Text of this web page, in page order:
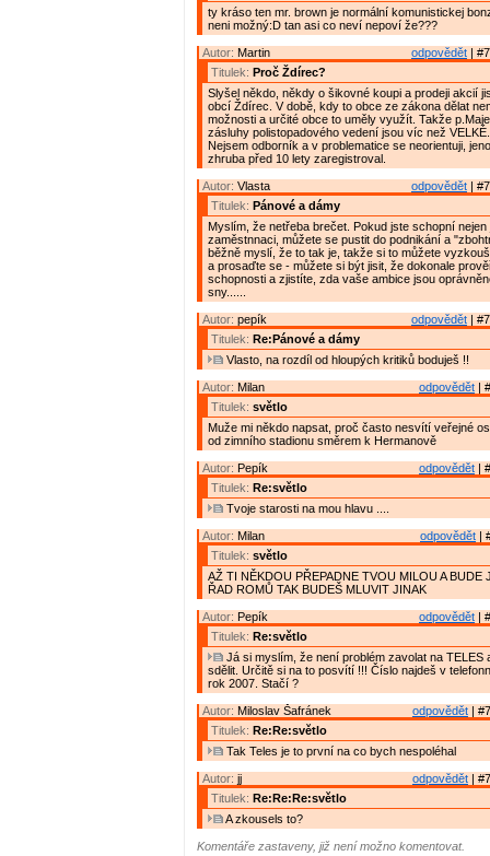
ty kráso ten mr. brown je normální komunistickej
neni možný:D tan asi co neví nepoví že???
odpovědět |
Autor: Martin
Titulek: Proč Ždírec?
Slyšel někdo, někdy o šikovné koupi a prodeji akcií
obcí Ždírec. V době, kdy to obce ze zákona dělat
možnosti a určité obce to uměly využít. Takže
zásluhy polistopadového vedení jsou víc než VELKÉ.
Nejsem odborník a v problematice se neorientuji,
zhruba před 10 lety zaregistroval.
odpovědět |
Autor: Vlasta
Titulek: Pánové a dámy
Myslím, že netřeba brečet. Pokud jste schopní nejen
zaměstnnaci, můžete se pustit do podnikání a
běžně myslí, že to tak je, takže si to můžete
a prosaďte se - můžete si být jisit, že dokonale
schopnosti a zjistíte, zda vaše ambice jsou
sny......
odpovědět |
Autor: pepík
Titulek: Re:Pánové a dámy
Vlasto, na rozdíl od hloupých kritiků boduješ !!
odpovědět |
Autor: Milan
Titulek: světlo
Muže mi někdo napsat, proč často nesvítí veřejné
od zimního stadionu směrem k Hermanově
odpovědět |
Autor: Pepík
Titulek: Re:světlo
Tvoje starosti na mou hlavu ....
odpovědět |
Autor: Milan
Titulek: světlo
AŽ TI NĚKDOU PŘEPADNE TVOU MILOU A BUDE
ŘAD ROMŮ TAK BUDEŠ MLUVIT JINAK
odpovědět |
Autor: Pepík
Titulek: Re:světlo
Já si myslím, že není problém zavolat na TELES
sdělit. Určitě si na to posvítí !!! Číslo najdeš v
rok 2007. Stačí ?
odpovědět |
Autor: Miloslav Šafránek
Titulek: Re:Re:světlo
Tak Teles je to první na co bych nespoléhal
odpovědět |
Autor: jj
Titulek: Re:Re:Re:světlo
A zkousels to?
Komentáře zastaveny, již není možno komentovat.